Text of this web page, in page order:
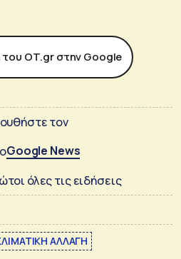
ΟΤ.gr στην Google
τον
Google News
όλες τις ειδήσεις
ΑΛΛΑΓΗ